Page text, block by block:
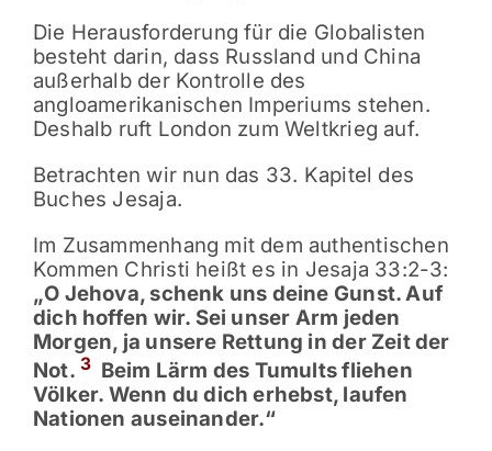
Die Herausforderung für die Globalisten
besteht darin, dass Russland und China
außerhalb der Kontrolle des
angloamerikanischen Imperiums stehen.
Deshalb ruft London zum Weltkrieg auf.
Betrachten wir nun das 33. Kapitel des
Buches Jesaja.
Im Zusammenhang mit dem authentischen
Kommen Christi heißt es in Jesaja 33:2-3:
„O Jehova, schenk uns deine Gunst. Auf
dich hoffen wir. Sei unser Arm jeden
Morgen, ja unsere Rettung in der Zeit der
Not.3 Beim Lärm des Tumults fliehen
Völker. Wenn du dich erhebst, laufen
Nationen auseinander.“